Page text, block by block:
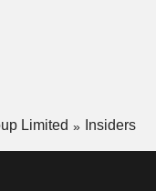
Limited
Insiders